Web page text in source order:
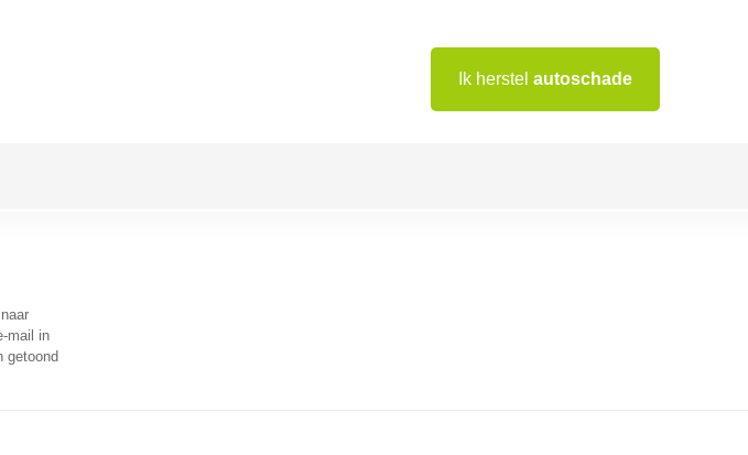
Ik herstel autoschade
mail in
getoond